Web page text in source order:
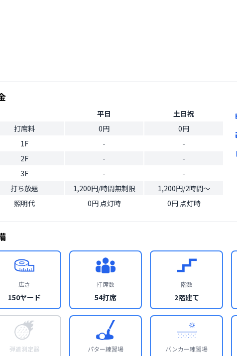
平日
土日祝
打席料
0円
0円
1F
-
-
2F
-
-
3F
-
-
打ち放題
1,200円/時間無制限
1,200円/2時間～
照明代
0円 点灯時 0円 点灯時
広さ
150ヤード
打席数
54打席
階数
2階建て
弾道測定器 パター練習場 バンカー練習場